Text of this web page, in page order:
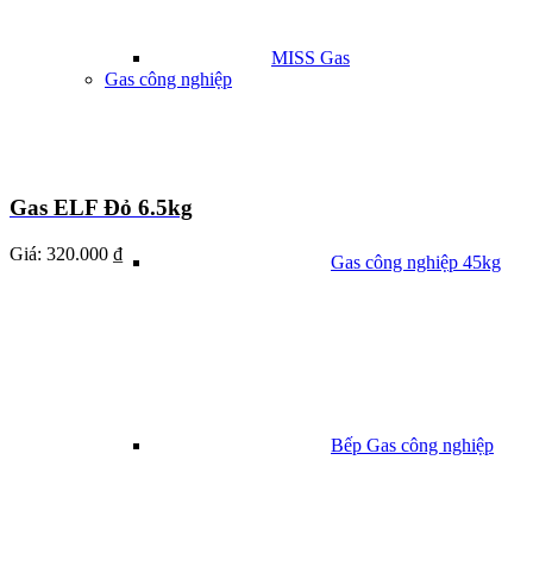
MISS Gas
Gas công nghiệp
Gas công nghiệp 45kg
Bếp Gas công nghiệp
Gas ELF Đỏ 6.5kg
Giá: 320.000 ₫